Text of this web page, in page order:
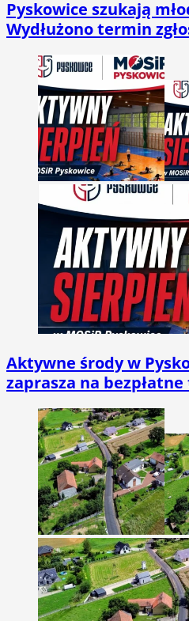
Pyskowice szukają
Wydłużono termin
Aktywne środy w
zaprasza na